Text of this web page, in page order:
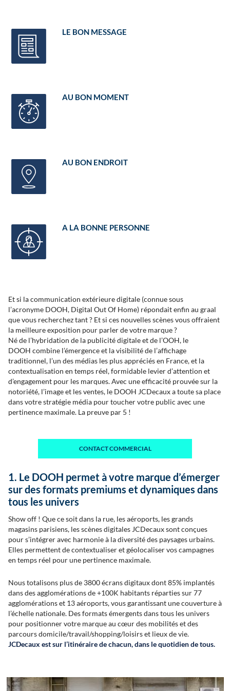
LE BON MESSAGE
AU BON MOMENT
AU BON ENDROIT
A LA BONNE PERSONNE
Et si la communication extérieure digitale (connue sous
l’acronyme DOOH, Digital Out Of Home) répondait enfin au graal
que vous recherchez tant ? Et si ces nouvelles scènes vous offraient
la meilleure exposition pour parler de votre marque ?
Né de l’hybridation de la publicité digitale et de l’OOH, le
DOOH combine l’émergence et la visibilité de l’affichage
traditionnel, l’un des médias les plus appréciés en France, et la
contextualisation en temps réel, formidable levier d’attention et
d’engagement pour les marques. Avec une efficacité prouvée sur la
notoriété, l’image et les ventes, le DOOH JCDecauxa toute sa place
dans votre stratégie média pour toucher votre public avec une
pertinence maximale. La preuve par 5 !
CONTACT COMMERCIAL
1. Le DOOH permet à votre marque d’émerger
sur des formats premiums et dynamiques dans
tous les univers
Show off ! Que ce soit dans la rue, les aéroports, les grands
magasins parisiens, les scènes digitales JCDecaux sont conçues
pour s’intégrer avec harmonie à la diversité des paysages urbains.
Elles permettent de contextualiser et géolocaliser vos campagnes
en temps réel pour une pertinence maximale.
Nous totalisons plus de 3800 écrans digitaux dont 85% implantés
dans des agglomérations de +100K habitants réparties sur 77
agglomérations et 13 aéroports, vous garantissant une couverture à
l’échelle nationale. Des formats émergents dans tous les univers
pour positionner votre marque au cœur des mobilités et des
parcours domicile/travail/shopping/loisirs et lieux de vie.
JCDecaux est sur l’itinéraire de chacun, dans le quotidien de tous.